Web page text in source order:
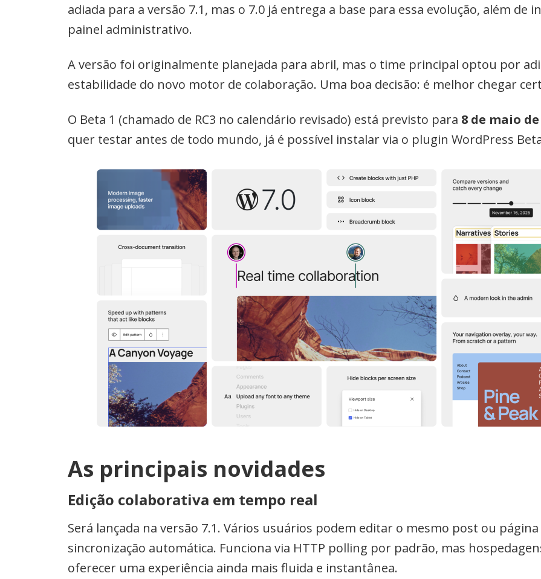
adiada para a versão 7.1, mas o 7.0 já entrega a base para essa evolução, além de
painel administrativo.
A versão foi originalmente planejada para abril, mas o time principal optou por
estabilidade do novo motor de colaboração. Uma boa decisão: é melhor chegar
O Beta 1 (chamado de RC3 no calendário revisado) está previsto para 8 de maio de
quer testar antes de todo mundo, já é possível instalar via o plugin WordPress
As principais novidades
Edição colaborativa em tempo real
Será lançada na versão 7.1. Vários usuários podem editar o mesmo post ou página
sincronização automática. Funciona via HTTP polling por padrão, mas
oferecer uma experiência ainda mais fluida e instantânea.